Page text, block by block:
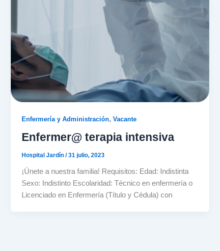
Enfermería y Administración,Vacante
Enfermer@ terapia intensiva
Hospital Jardín/31 julio, 2023
¡Únete a nuestra familia! Requisitos: Edad: Indistinta
Sexo: Indistinto Escolaridad: Técnico en enfermería o
Licenciado en Enfermería (Título y Cédula) con